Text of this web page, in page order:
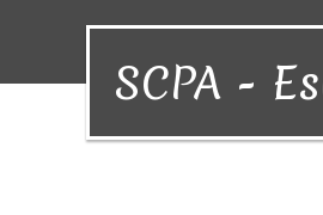
SCPA -